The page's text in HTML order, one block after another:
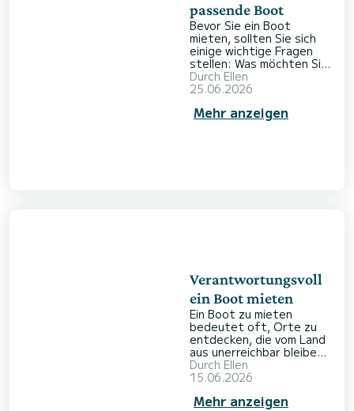
passende Boot
Bevor Sie ein Boot
mieten, sollten Sie sich
einige wichtige Fragen
stellen: Was möchten Sie
auf dem Wasser erleben?
Haben Sie bereits
Erfahrung bringen Sie
Durch Ellen
25.06.2026
Mehr anzeigen
Verantwortungsvoll
ein Boot mieten
Ein Boot zu mieten
bedeutet oft, Orte zu
entdecken, die vom Land
aus unerreichbar bleiben.
Eine Bucht, die nur über
das Wasser zugänglich
Anker fernab vom Trubel
Durch Ellen
15.06.2026
Mehr anzeigen